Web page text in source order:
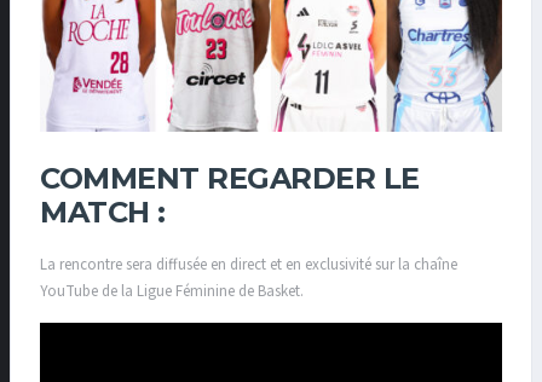
COMMENT REGARDER LE
MATCH :
La rencontre sera diffusée en direct et en exclusivité sur la chaîne
YouTube de la Ligue Féminine de Basket.